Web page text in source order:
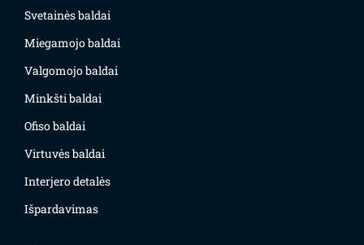
Svetainės baldai
Miegamojo baldai
Valgomojo baldai
Minkšti baldai
Ofiso baldai
Virtuvės baldai
Interjero detalės
Išpardavimas